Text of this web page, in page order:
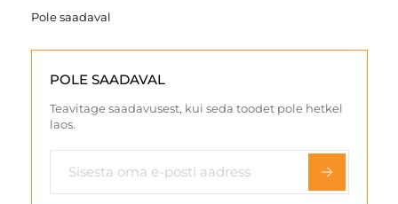
Pole saadaval
POLE SAADAVAL
Teavitage saadavusest, kui seda toodet pole hetkel
laos.